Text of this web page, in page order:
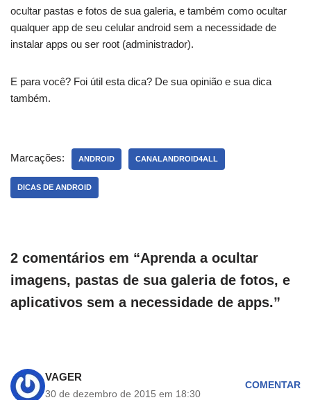
ocultar pastas e fotos de sua galeria, e também como ocultar
qualquer app de seu celular android sem a necessidade de
instalar apps ou ser root (administrador).
E para você? Foi útil esta dica? De sua opinião e sua dica
também.
Marcações: ANDROID CANALANDROID4ALL
DICAS DE ANDROID
2 comentários em “Aprenda a ocultar
imagens, pastas de sua galeria de fotos, e
aplicativos sem a necessidade de apps.”
VAGER
30 de dezembro de 2015 em 18:30
COMENTAR